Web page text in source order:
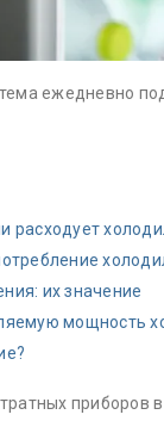
ежедневно
расходует
их значение
мощность
приборов